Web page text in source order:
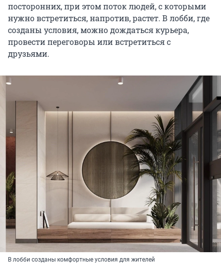
посторонних, при этом поток людей, с которыми
нужно встретиться, напротив, растет. В лобби, где
созданы условия, можно дождаться курьера,
провести переговоры или встретиться с
друзьями.
В лобби созданы комфортные условия для жителей